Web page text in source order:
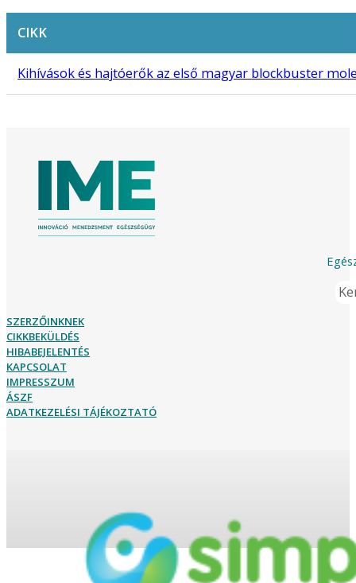
CIKK
Kihívások és hajtóerők az első magyar blockbuster
SZERZŐINKNEK
CIKKBEKÜLDÉS
HIBABEJELENTÉS
KAPCSOLAT
IMPRESSZUM
ÁSZF
ADATKEZELÉSI TÁJÉKOZTATÓ